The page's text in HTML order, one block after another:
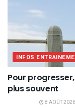
INFOS
Pour
plus souvent
8 AOÛT 2026